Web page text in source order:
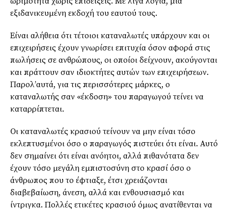
εξιδανικευμένη εκδοχή του εαυτού τους.
Είναι αλήθεια ότι τέτοιοι καταναλωτές υπάρχουν και οι
επιχειρήσεις έχουν γνωρίσει επιτυχία όσον αφορά στις
πωλήσεις σε ανθρώπους, οι οποίοι δείχνουν, ακούγονται
και πράττουν σαν ιδιοκτήτες αυτών των επιχειρήσεων.
Παρολ’αυτά, για τις περισσότερες μάρκες, ο
καταναλωτής σαν «έκδοση» του παραγωγού τείνει να
καταρρίπτεται.
Oι καταναλωτές κρασιού τείνουν να μην είναι τόσο
εκλεπτυσμένοι όσο ο παραγωγός πιστεύει ότι είναι. Αυτό
δεν σημαίνει ότι είναι ανόητοι, αλλά πιθανότατα δεν
έχουν τόσο μεγάλη εμπιστοσύνη στο κρασί όσο ο
άνθρωπος που το έφτιαξε, έτσι χρειάζονται
διαβεβαίωση, άνεση, αλλά και ενθουσιασμό και
ίντριγκα. Πολλές ετικέτες κρασιού όμως ανατίθενται να